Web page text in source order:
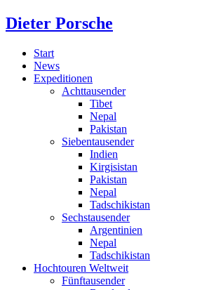
Dieter Porsche
Start
News
Expeditionen
Achttausender
Tibet
Nepal
Pakistan
Siebentausender
Indien
Kirgisistan
Pakistan
Nepal
Tadschikistan
Sechstausender
Argentinien
Nepal
Tadschikistan
Hochtouren Weltweit
Fünftausender